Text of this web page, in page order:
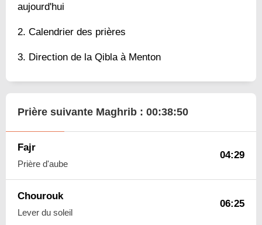
aujourd'hui
Calendrier des prières
Direction de la Qibla à Menton
Prière suivante Maghrib : 00:38:49
Fajr
Prière d'aube
04:29
Chourouk
Lever du soleil
06:25